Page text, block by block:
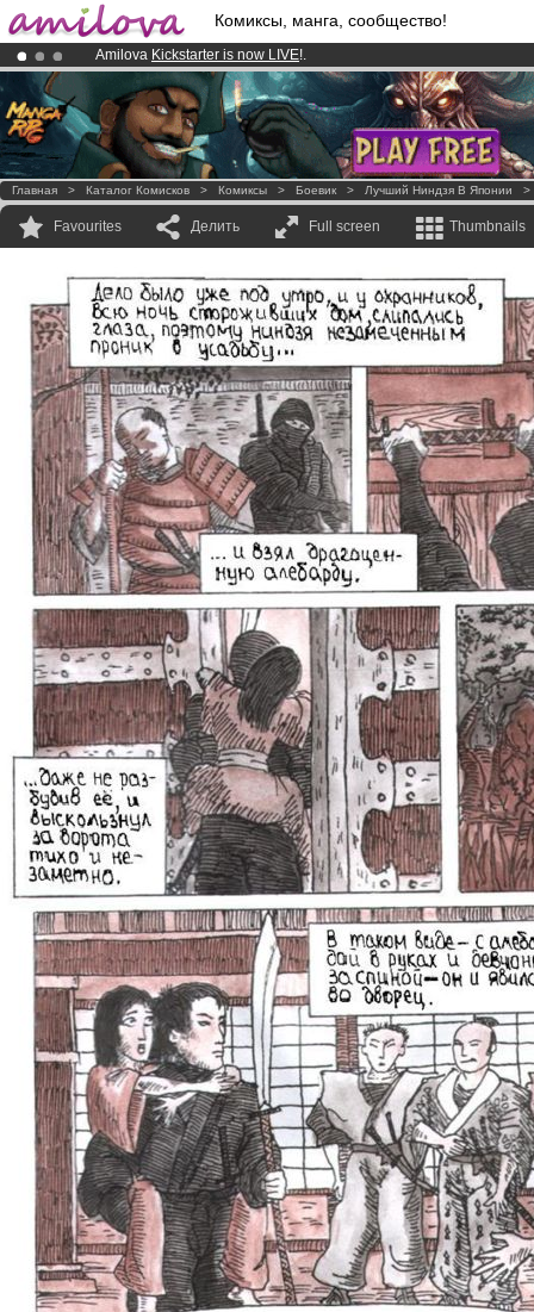
Комиксы, манга, сообщество!
Amilova Kickstarter is now LIVE!.
Already 100000membersand 1000comics & mangas!.
Premium membership from3.95 euros per month !Get membership
Главная > Каталог Комисков > Комиксы > Боевик > Лучший Ниндзя В Японии
Favourites Делить Full screen Thumbnails